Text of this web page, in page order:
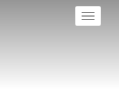
Toggle